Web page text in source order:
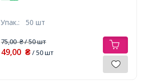
Упак.: 50 шт
75,00₴/ 50 шт
49,00 ₴/ 50 шт